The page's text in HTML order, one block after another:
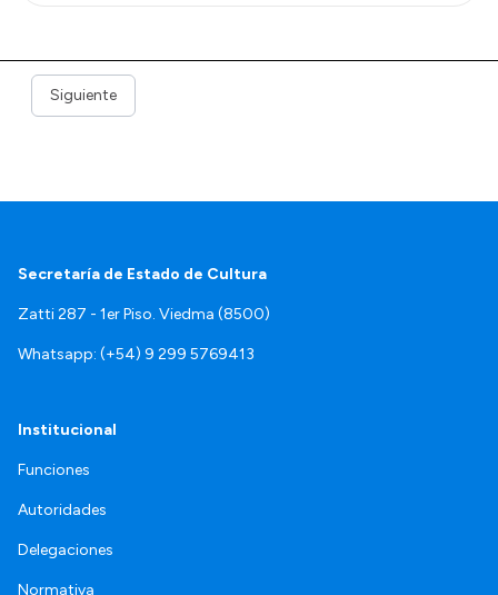
Siguiente
Secretaría de Estado de Cultura
Zatti 287 - 1er Piso. Viedma (8500)
Whatsapp: (+54) 9 299 5769413
Institucional
Funciones
Autoridades
Delegaciones
Normativa